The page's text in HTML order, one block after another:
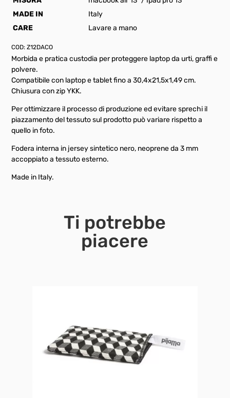
MADE IN
Italy
CARE
Lavare a mano
COD:Z12DACO
Morbida e pratica custodia per proteggere laptop da urti, graffi e
polvere.
Compatibile con laptop e tablet fino a 30,4x21,5x1,49 cm.
Chiusura con zip YKK.
Per ottimizzare il processo di produzione ed evitare sprechi il
piazzamento del tessuto sul prodotto può variare rispetto a
quello in foto.
Fodera interna in jersey sintetico nero, neoprene da 3 mm
accoppiato a tessuto esterno.
Made in Italy.
Ti potrebbe
piacere